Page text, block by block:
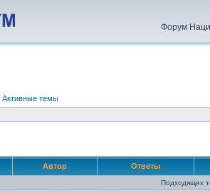
Форум
Активные темы
Автор Ответы
Подходящих